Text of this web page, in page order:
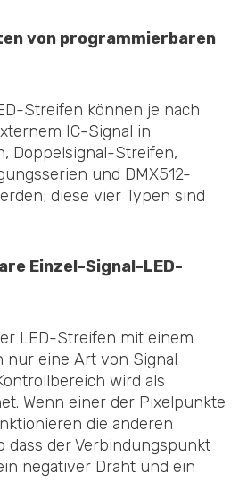
von programmierbaren
Streifen können je nach
IC-Signal in
Doppelsignal-Streifen,
und DMX512-
diese vier Typen sind
Einzel-Signal-LED-
LED-Streifen mit einem
nur eine Art von Signal
wird als
Wenn einer der Pixelpunkte
die anderen
dass der Verbindungspunkt
negativer Draht und ein